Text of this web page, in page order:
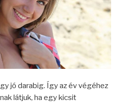
jó darabig. Így az év végéhez
látjuk, ha egy kicsit